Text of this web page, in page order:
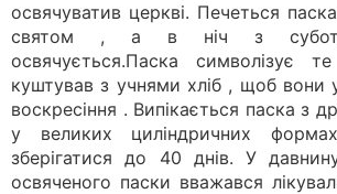
освячуватив церкві. Печеться
святом , а в ніч з
освячується.Паска символізує
куштував з учнями хліб , щоб вони
воскресіння . Випікається паска з
у великих циліндричних
зберігатися до 40 днів. У
освяченого паски вважався